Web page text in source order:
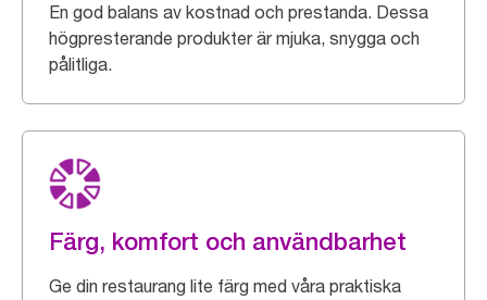
En god balans av kostnad och prestanda. Dessa
högpresterande produkter är mjuka, snygga och
pålitliga.
Färg, komfort och användbarhet
Ge din restaurang lite färg med våra praktiska